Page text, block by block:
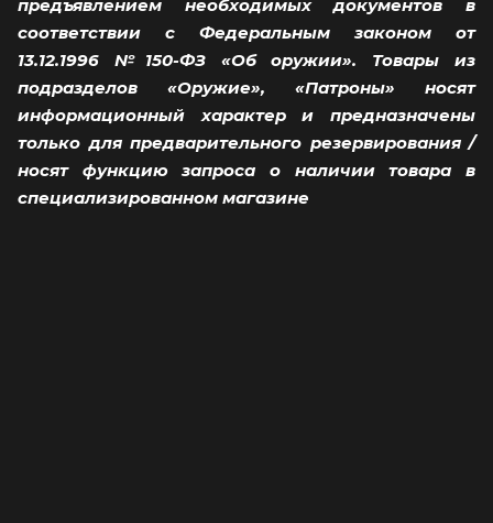
предъявлением необходимых документов в
соответствии с Федеральным законом от
13.12.1996 №150-ФЗ «Об оружии». Товары из
подразделов «Оружие», «Патроны» носят
информационный характер и предназначены
только для предварительного резервирования /
носят функцию запроса о наличии товара в
специализированном магазине